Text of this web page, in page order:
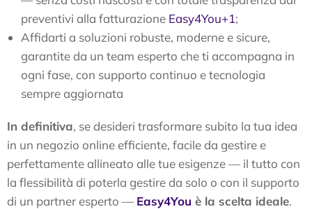
preventivi alla fatturazione Easy4You+1;
Affidarti a soluzioni robuste, moderne e sicure,
garantite da un team esperto che ti accompagna in
ogni fase, con supporto continuo e tecnologia
sempre aggiornata
In definitiva, se desideri trasformare subito la tua idea
in un negozio online efficiente, facile da gestire e
perfettamente allineato alle tue esigenze — il tutto con
la flessibilità di poterla gestire da solo o con il supporto
di un partner esperto — Easy4You è la scelta ideale.